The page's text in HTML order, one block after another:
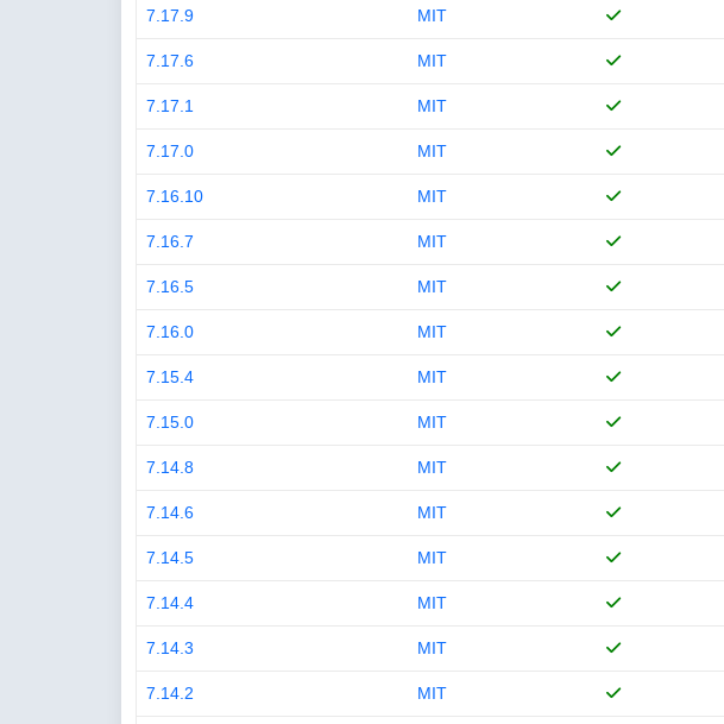
7.17.9 MIT
7.17.6 MIT
7.17.1 MIT
7.17.0 MIT
7.16.10 MIT
7.16.7 MIT
7.16.5 MIT
7.16.0 MIT
7.15.4 MIT
7.15.0 MIT
7.14.8 MIT
7.14.6 MIT
7.14.5 MIT
7.14.4 MIT
7.14.3 MIT
7.14.2 MIT